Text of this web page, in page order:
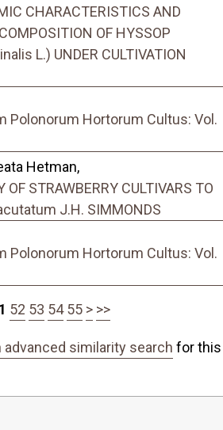
CHARACTERISTICS AND
OF HYSSOP
L.) UNDER CULTIVATION
Polonorum Hortorum Cultus: Vol.
Hetman,
OF STRAWBERRY CULTIVARS TO
J.H. SIMMONDS
Polonorum Hortorum Cultus: Vol.
52 53 54 55 > >>
advanced similarity search for this